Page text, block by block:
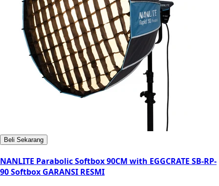
Beli Sekarang
NANLITE Parabolic Softbox 90CM with EGGCRATE SB-RP-
90 Softbox GARANSI RESMI